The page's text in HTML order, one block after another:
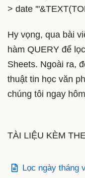
> date
Hy vọng, qua bài
hàm QUERY để
Sheets. Ngoài ra,
thuật tin học văn
chúng tôi ngay
TÀI LIỆU KÈM
Lọc ngày tháng